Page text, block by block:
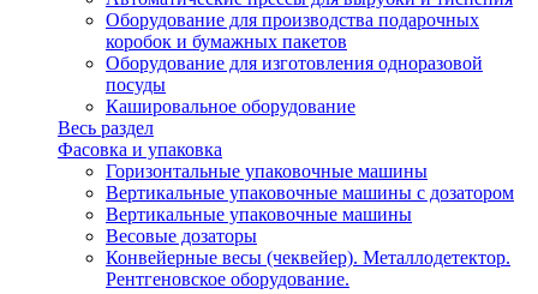
Оборудование для производства подарочных
коробок и бумажных пакетов
Оборудование для изготовления одноразовой
посуды
Кашировальное оборудование
Весь раздел
Фасовка и упаковка
Горизонтальные упаковочные машины
Вертикальные упаковочные машины с дозатором
Вертикальные упаковочные машины
Весовые дозаторы
Конвейерные весы (чеквейер). Металлодетектор.
Рентгеновское оборудование.